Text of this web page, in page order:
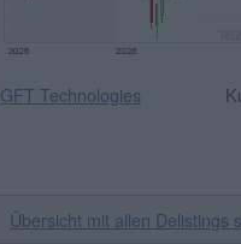
GFT Technologies
Übersicht mit allen Delistings